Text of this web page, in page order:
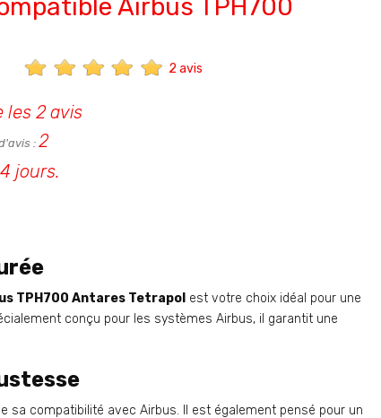
Airbus TPH700
2 avis
les 2 avis
: 2
jours.
TPH700 Antares Tetrapol est votre choix idéal pour une
conçu pour les systèmes Airbus, il garantit une
sa compatibilité avec Airbus. Il est également pensé pour un